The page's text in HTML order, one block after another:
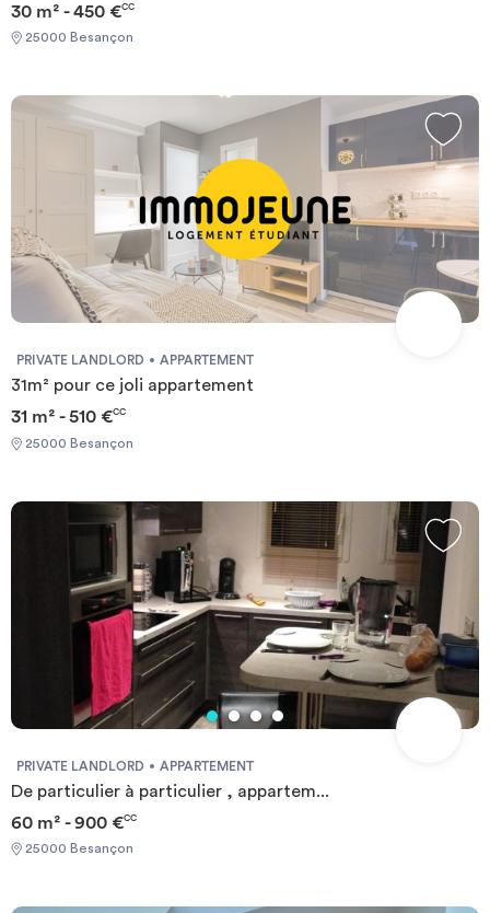
30 m² - 450 €CC
25000 Besançon
PRIVATE LANDLORD APPARTEMENT
31m² pour ce joli appartement
31 m² - 510 €CC
25000 Besançon
PRIVATE LANDLORD APPARTEMENT
De particulier à particulier , appartem...
60 m² - 900 €CC
25000 Besançon